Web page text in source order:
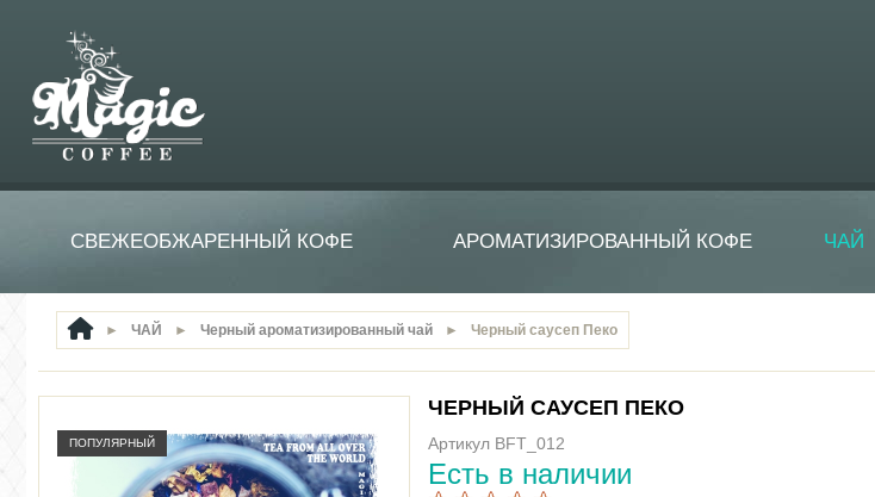
СВЕЖЕОБЖАРЕННЫЙ КОФЕ АРОМАТИЗИРОВАННЫЙ КОФЕ ЧАЙ
► ЧАЙ ► Черный ароматизированный чай ► Черный саусеп Пеко
ПОПУЛЯРНЫЙ
ЧЕРНЫЙ САУСЕП ПЕКО
Артикул BFT_012
Есть в наличии